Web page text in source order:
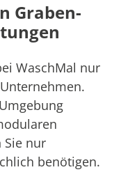
Graben-
WaschMal nur
Sie nur
benötigen.